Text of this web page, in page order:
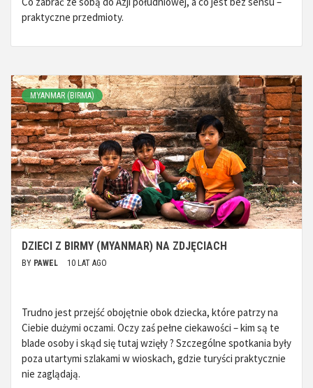
praktyczne przedmioty.
MYANMAR (BIRMA)
DZIECI Z BIRMY (MYANMAR) NA ZDJĘCIACH
BY PAWEL 10 LAT AGO
Trudno jest przejść obojętnie obok dziecka, które patrzy na
Ciebie dużymi oczami. Oczy zaś pełne ciekawości – kim są te
blade osoby i skąd się tutaj wzięły ? Szczególne spotkania były
poza utartymi szlakami w wioskach, gdzie turyści praktycznie
nie zaglądają.